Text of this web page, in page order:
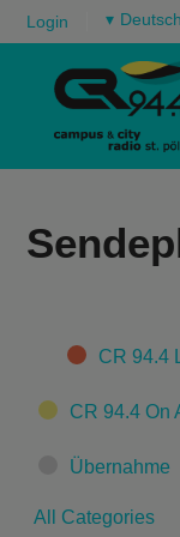
Login ▾
CategoriesCR 94.4
CR 94.4 On
Übernahme
All Categories